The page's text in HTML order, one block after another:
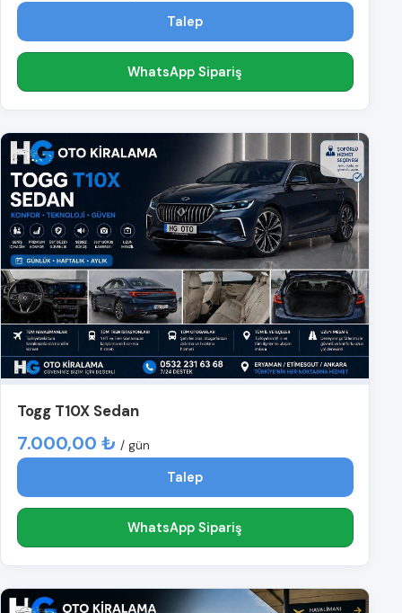
Talep
WhatsApp Sipariş
Togg T10X Sedan
7.000,00 ₺ / gün
Talep
WhatsApp Sipariş